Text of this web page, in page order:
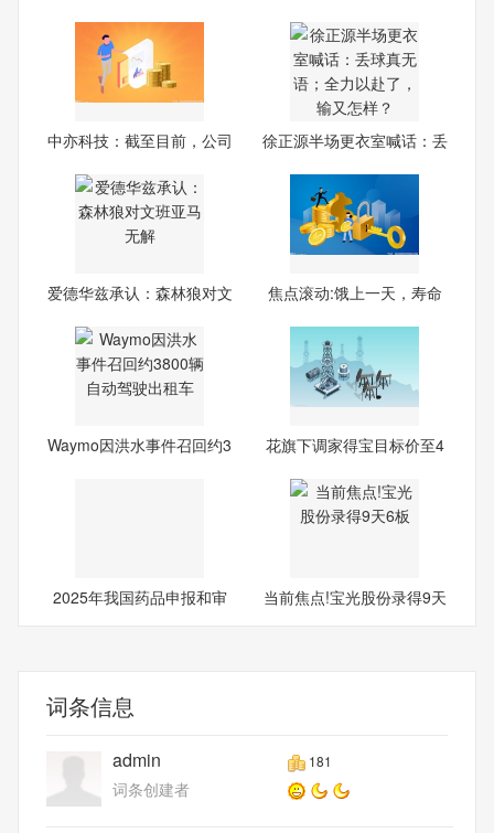
中亦科技：截至目前，公司
徐正源半场更衣室喊话：丢
爱德华兹承认：森林狼对文
焦点滚动:饿上一天，寿命
Waymo因洪水事件召回约3
花旗下调家得宝目标价至4
2025年我国药品申报和审
当前焦点!宝光股份录得9天
词条信息
admin 181
词条创建者